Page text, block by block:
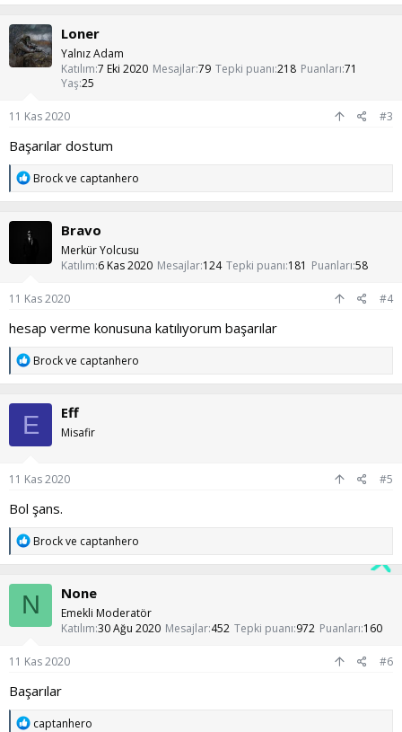
p
k
i
l
e
Loner
Yalnız Adam
Katılım 7 Eki 2020 Mesajlar79 Tepki puanı 218 Puanları 71
Yaş 25
11 Kas 2020 #3
Başarılar dostum
T
p
k
l
e
Brockve captanhero
Bravo
Merkür Yolcusu
Katılım 6 Kas 2020 Mesajlar 124 Tepki puanı 181 Puanları 58
11 Kas 2020 #4
hesap verme konusuna katılıyorum başarılar
T
p
k
i
l
e
:
Brockve captanhero
E Eff
Misafir
11 Kas 2020 #5
Bol şans.
T
p
k
l
e
Brockve captanhero
N None
Emekli Moderatör
Katılım 30 Ağu 2020 Mesajlar 452 Tepki puanı 972 Puanları 160
11 Kas 2020 #6
Başarılar
T
captanhero